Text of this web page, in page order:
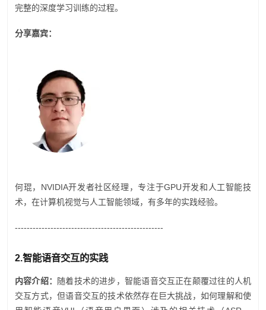
完整的深度学习训练的过程。
分享嘉宾：
何琨，NVIDIA开发者社区经理，专注于GPU开发和人工智能技
术，在计算机视觉与人工智能领域，有多年的实践经验。
--------------------------------------------------
2.智能语音交互的实践
内容介绍：
随着技术的进步，智能语音交互正在颠覆过往的人机
交互方式，但语音交互的技术依然存在巨大挑战，如何理解和使